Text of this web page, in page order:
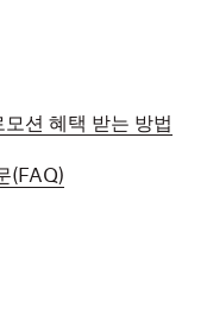
션 혜택 받는 방법
(FAQ)